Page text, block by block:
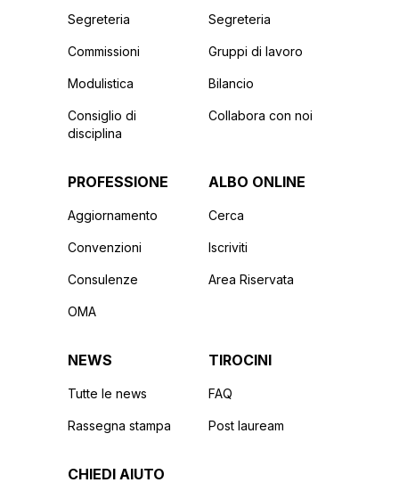
Segreteria
Commissioni
Modulistica
Consiglio di
disciplina
Segreteria
Gruppi di lavoro
Bilancio
Collabora con noi
PROFESSIONE
Aggiornamento
Convenzioni
Consulenze
OMA
ALBO ONLINE
Cerca
Iscriviti
Area Riservata
NEWS
Tutte le news
Rassegna stampa
TIROCINI
FAQ
Post lauream
CHIEDI AIUTO